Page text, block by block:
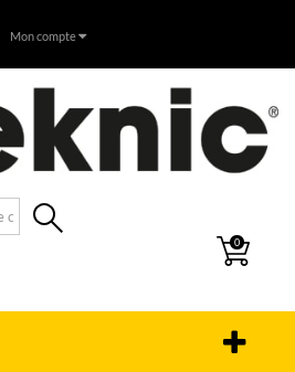
Mon compte
0